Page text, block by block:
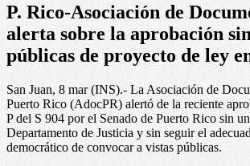
P. Rico-Asociación de
alerta sobre la aprobación
públicas de proyecto de ley
San Juan, 8 mar (INS).- La Asociación de
Puerto Rico (AdocPR) alertó de la reciente
P del S 904 por el Senado de Puerto Rico sin
Departamento de Justicia y sin seguir el
democrático de convocar a vistas públicas.